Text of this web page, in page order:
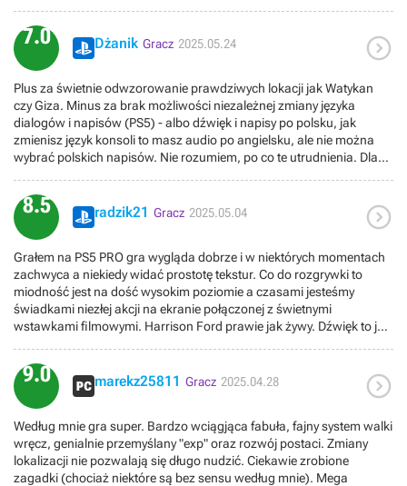
cutscenki, grafika, Harrison Ford, muzyka, dubbing pl i wierne
odwzorowanie lokacji. Generalnie myślałem nad oceną 8.0 ale przy
unchartedzie chciałem i więcej i więcej a tutaj było na odwrót już
czekałem na ten wielki koniec gry więc coś nie do końca pykło. Żeby
towarzyszące tylko to przedłużają. Na plus grafika, projekt
lokalizacji, bohater i złoczyńca. Nie wiem skąd wysokie oceny i dla
kogo jest ta gra. Jeśli to przygodówka to dla fanów nudnych filmów
przygodowych/familijnych.
7.0 Dżanik Gracz 2025.05.24 
Plus za świetnie odwzorowanie prawdziwych lokacji jak Watykan
czy Giza. Minus za brak możliwości niezależnej zmiany języka
dialogów i napisów (PS5) - albo dźwięk i napisy po polsku, jak
zmienisz język konsoli to masz audio po angielsku, ale nie można
wybrać polskich napisów. Nie rozumiem, po co te utrudnienia. Dla
8.5 radzik21 Gracz 2025.05.04 
Grałem na PS5 PRO gra wygląda dobrze i w niektórych momentach
zachwyca a niekiedy widać prostotę tekstur. Co do rozgrywki to
miodność jest na dość wysokim poziomie a czasami jesteśmy
świadkami niezłej akcji na ekranie połączonej z świetnymi
wstawkami filmowymi. Harrison Ford prawie jak żywy. Dźwięk to już
8/10 Miodność 8/10 Muzyka 9/10
9.0 marekz25811 Gracz 2025.04.28 
Według mnie gra super. Bardzo wciągjąca fabuła, fajny system walki
wręcz, genialnie przemyślany "exp" oraz rozwój postaci. Zmiany
lokalizacji nie pozwalają się długo nudzić. Ciekawie zrobione
zagadki (chociaż niektóre są bez sensu według mnie). Mega